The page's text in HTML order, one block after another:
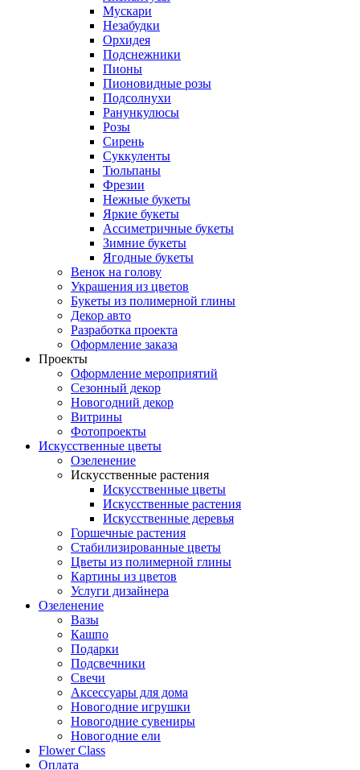
Мускари
Незабудки
Орхидея
Подснежники
Пионы
Пионовидные розы
Подсолнухи
Ранункулюсы
Розы
Сирень
Суккуленты
Тюльпаны
Фрезии
Нежные букеты
Яркие букеты
Ассиметричные букеты
Зимние букеты
Ягодные букеты
Венок на голову
Украшения из цветов
Букеты из полимерной глины
Декор авто
Разработка проекта
Оформление заказа
Проекты
Оформление мероприятий
Сезонный декор
Новогодний декор
Витрины
Фотопроекты
Искусственные цветы
Озеленение
Искусственные растения
Искусственные цветы
Искусственные растения
Искусственные деревья
Горшечные растения
Стабилизированные цветы
Цветы из полимерной глины
Картины из цветов
Услуги дизайнера
Озеленение
Вазы
Кашпо
Подарки
Подсвечники
Свечи
Аксессуары для дома
Новогодние игрушки
Новогодние сувениры
Новогодние ели
Flower Class
Оплата